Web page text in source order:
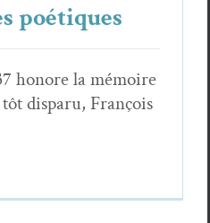
poétiques
honore la mémoire
disparu, François